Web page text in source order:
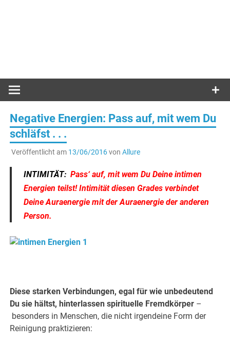
Negative Energien: Pass auf, mit wem Du
schläfst . . .
Veröffentlicht am 13/06/2016von Allure
INTIMITÄT:Pass‘ auf, mit wem Du Deine intimen
Energien teilst! Intimität diesen Grades verbindet
Deine Auraenergie mit der Auraenergie der anderen
Person.
Diese starken Verbindungen, egal für wie unbedeutend
Du sie hältst, hinterlassen spirituelle Fremdkörper –
besonders in Menschen, die nicht irgendeine Form der
Reinigung praktizieren: